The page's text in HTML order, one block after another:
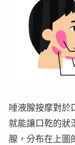
唾液腺按摩對於
就能讓口乾的狀
腺，分布在上圖